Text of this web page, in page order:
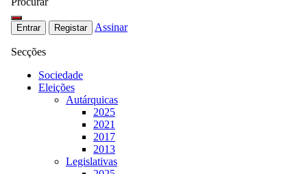
Entrar Registar Assinar
Secções
Sociedade
Eleições
Autárquicas
2025
2021
2017
2013
Legislativas